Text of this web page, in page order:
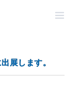
展します。